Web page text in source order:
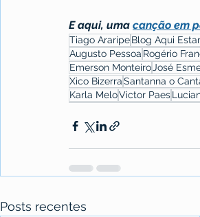
E aqui, uma canção em
Tiago AraripeBlog Aqui
Augusto Pessoa Rogério
Emerson MonteiroJosé
Xico BizerraSantanna o
Karla MeloVictor Paes
Posts recentes